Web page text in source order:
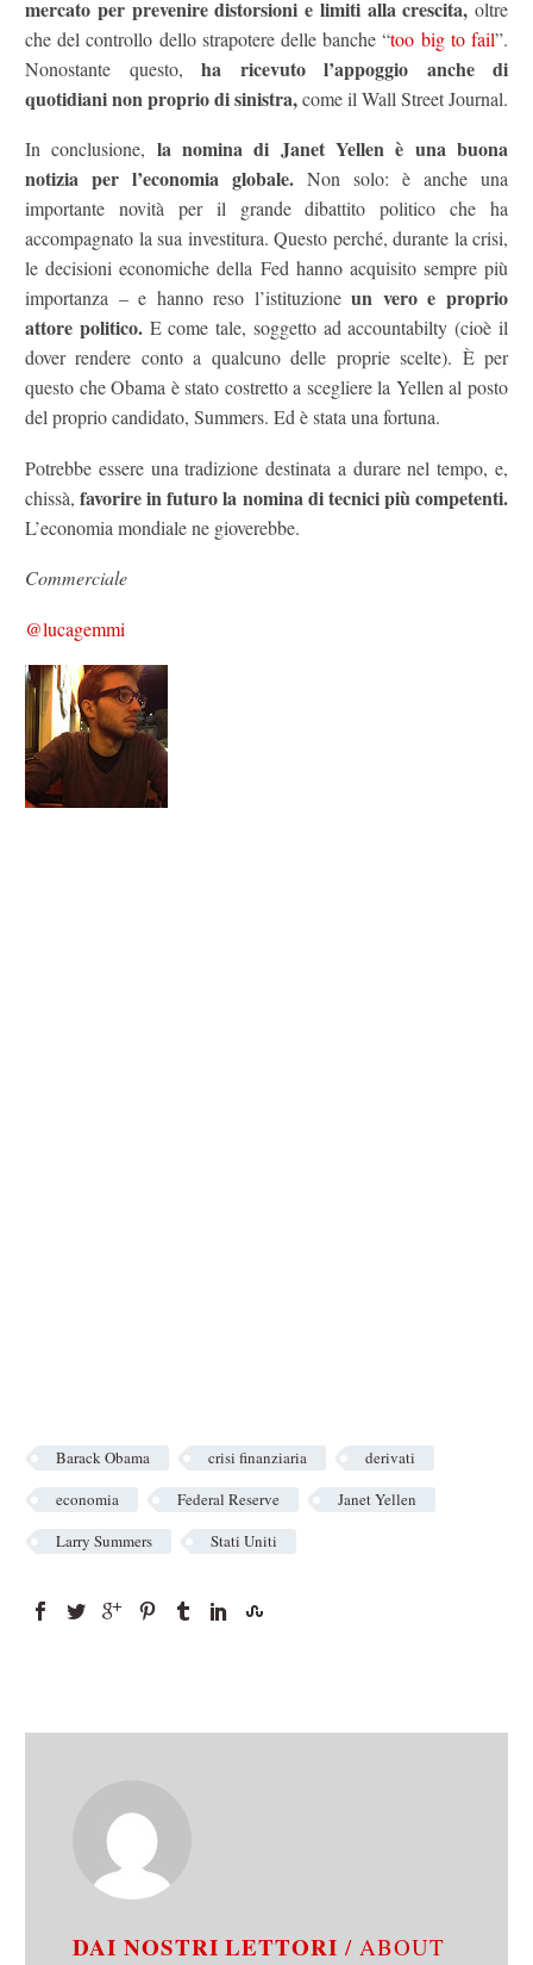
mercato per prevenire distorsioni e limiti alla crescita, oltre
che del controllo dello strapotere delle banche “too big to fail”.
Nonostante questo, ha ricevuto l’appoggio anche di
quotidiani non proprio di sinistra,come il Wall Street Journal.
In conclusione, la nomina di Janet Yellen è una buona
notizia per l’economia globale. Non solo: è anche una
importante novità per il grande dibattito politico che ha
accompagnato la sua investitura. Questo perché, durante la crisi,
le decisioni economiche della Fed hanno acquisito sempre più
importanza – e hanno reso l’istituzioneun vero e proprio
attore politico.E come tale, soggetto ad accountabilty (cioè il
dover rendere conto a qualcuno delle proprie scelte). È per
questo che Obama è stato costretto a scegliere la Yellen al posto
del proprio candidato, Summers. Ed è stata una fortuna.
Potrebbe essere una tradizione destinata a durare nel tempo, e,
chissà,favorire in futuro la nomina di tecnici più competenti.
L’economia mondiale ne gioverebbe.
Commerciale
@lucagemmi
Barack Obama crisi finanziaria
derivati
economia
Federal Reserve
Janet Yellen
Larry Summers
Stati Uniti
DAI NOSTRI LETTORI/ ABOUT